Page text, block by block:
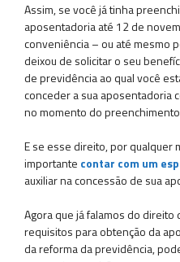
Assim, se você já tinha
aposentadoria até 12 de
conveniência – ou até mesmo
deixou de solicitar o seu
de previdência ao qual você
conceder a sua aposentadoria
no momento do
E se esse direito, por qualquer
importante contar com um
auxiliar na concessão de sua
Agora que já falamos do
requisitos para obtenção da
da reforma da previdência,